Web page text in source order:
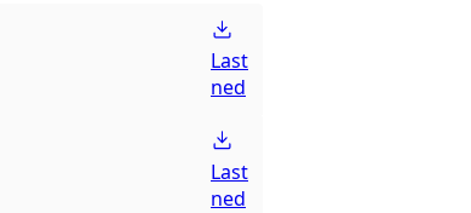
Last
ned
Last
ned